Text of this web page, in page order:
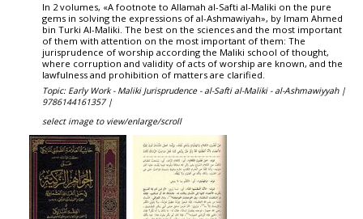
In 2 volumes, «A footnote to Allamah al-Safti al-Maliki on the pure
gems in solving the expressions of al-Ashmawiyah», by Imam Ahmed
bin Turki Al-Maliki. The best on the sciences and the most important
of them with attention on the most important of them: The
jurisprudence of worship according the Maliki school of thought,
where corruption and validity of acts of worship are known, and the
lawfulness and prohibition of matters are clarified.
Topic: Early Work - Maliki Jurisprudence - al-Safti al-Maliki - al-Ashmawiyyah |
9786144161357 |
select image to view/enlarge/scroll